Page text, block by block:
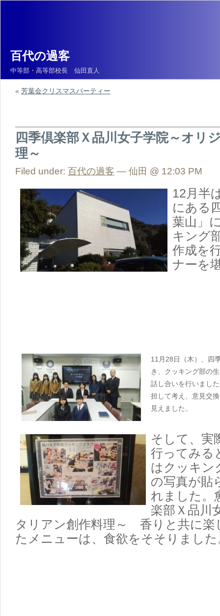
百代の過客
中等部・高等部校長 仙田直人
« 芳葉会クリスマスパーティー
四季倶楽部Ｘ品川女子学院～オリ
理～
Filed under: 百代の過客 — 仙田 @ 12:03 PM
12月半
にある
葉山」
キング
作成を
ナーを
11月28日（木）、四
き、クッキング部の
話し合いを行いまし
担して考え、意見交
見えました。
そして、実
行ってみる
はクッキン
の写真が貼
れました。
楽部Ｘ品川
タリアン創作料理～ 香りと共に楽
たメニューは、食欲をそそりました